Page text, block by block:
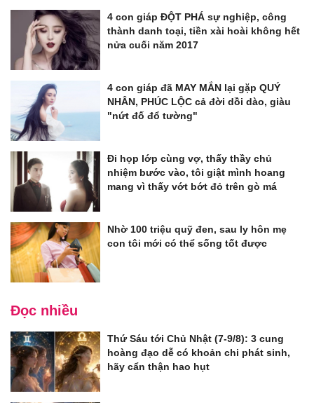
4 con giáp ĐỘT PHÁ sự nghiệp, công
thành danh toại, tiền xài hoài không hết
nửa cuối năm 2017
4 con giáp đã MAY MẮN lại gặp QUÝ
NHÂN, PHÚC LỘC cả đời dồi dào, giàu
"nứt đố đổ tường"
Đi họp lớp cùng vợ, thấy thầy chủ
nhiệm bước vào, tôi giật mình hoang
mang vì thấy vớt bớt đỏ trên gò má
Nhờ 100 triệu quỹ đen, sau ly hôn mẹ
con tôi mới có thể sống tốt được
Đọc nhiều
Thứ Sáu tới Chủ Nhật (7-9/8): 3 cung
hoàng đạo dễ có khoản chi phát sinh,
hãy cẩn thận hao hụt